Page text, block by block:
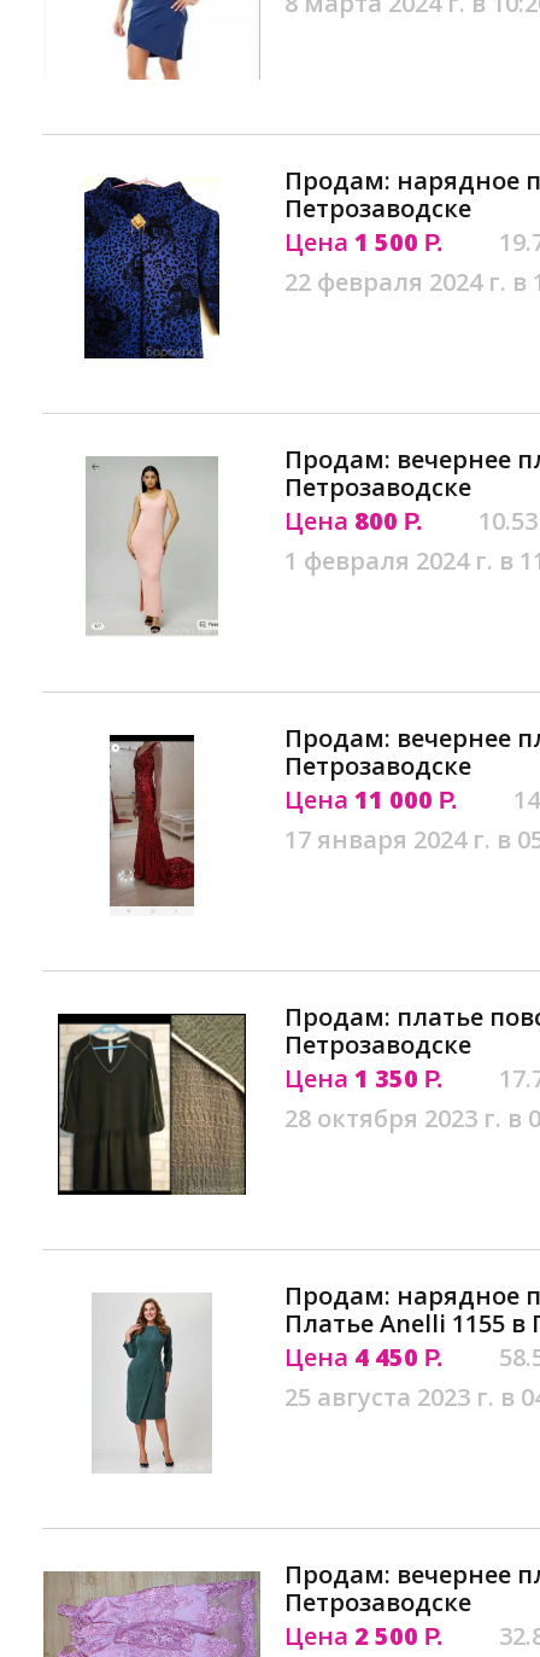
Продам: нарядное
Петрозаводске
Цена 1 500 Р.
22 февраля 2024 г. в
Продам: вечернее
Петрозаводске
Цена 800 Р.
1 февраля 2024 г. в
Продам: вечернее
Петрозаводске
Цена 11 000 Р.
17 января 2024 г. в
Продам: платье
Петрозаводске
Цена 1 350 Р.
28 октября 2023 г. в
Продам: нарядное
Платье Anelli 1155 в
Цена 4 450 Р.
25 августа 2023 г. в
Продам: вечернее
Петрозаводске
Цена 2 500 Р.